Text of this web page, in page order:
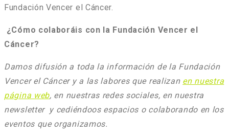
Fundación Vencer el Cáncer.
¿Cómo colaboráis con la Fundación Vencer el
Cáncer?
Damos difusión a toda la información de la Fundación
Vencer el Cáncer y a las labores que realizan en nuestra
página web, en nuestras redes sociales, en nuestra
newsletter y cediéndoos espacios o colaborando en los
eventos que organizamos.